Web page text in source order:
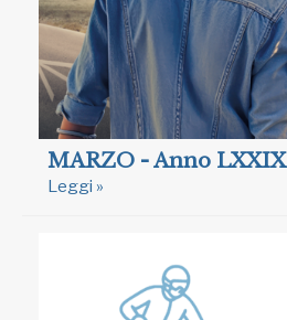
MARZO - Anno LXXIX
Leggi »